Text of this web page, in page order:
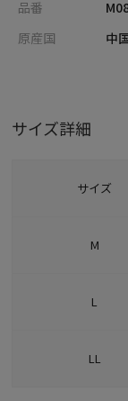
品番
原産国
中
サイズ詳細
サイズ
M
L
LL